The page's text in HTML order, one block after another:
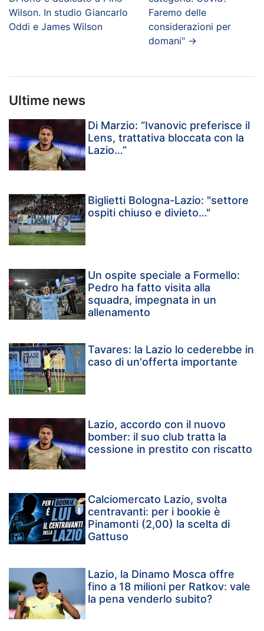
Wilson. In studio Giancarlo
Oddi e James Wilson
Faremo delle
considerazioni per
domani"→
Ultime news
Di Marzio: “Ivanovic preferisce il
Lens, trattativa bloccata con la
Lazio…”
Biglietti Bologna-Lazio: "settore
ospiti chiuso e divieto…"
Un ospite speciale a Formello:
Pedro ha fatto visita alla
squadra, impegnata in un
allenamento
Tavares: la Lazio lo cederebbe in
caso di un'offerta importante
Lazio, accordo con il nuovo
bomber: il suo club tratta la
cessione in prestito con riscatto
Calciomercato Lazio, svolta
centravanti: per i bookie è
Pinamonti (2,00) la scelta di
Gattuso
Lazio, la Dinamo Mosca offre
fino a 18 milioni per Ratkov: vale
la pena venderlo subito?